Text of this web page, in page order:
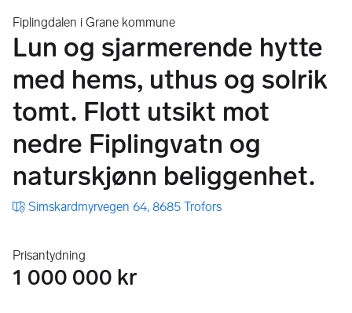
Fiplingdalen i Grane kommune
Lun og sjarmerende hytte
med hems, uthus og solrik
tomt. Flott utsikt mot
nedre Fiplingvatn og
naturskjønn beliggenhet.
Simskardmyrvegen 64, 8685 Trofors
Prisantydning
1 000 000 kr